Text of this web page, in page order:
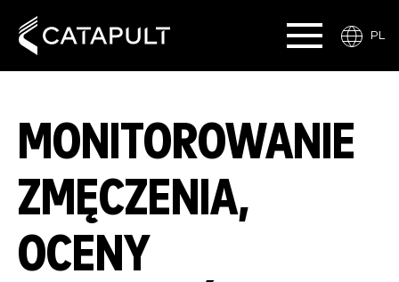
PL
MONITOROWANIE
ZMĘCZENIA,
OCENY